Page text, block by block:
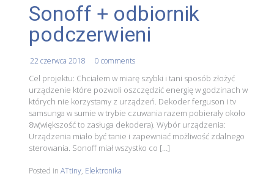
Sonoff + odbiornik
podczerwieni
22 czerwca 2018 0 comments
Cel projektu: Chciałem w miarę szybki i tani sposób złożyć
urządzenie które pozwoli oszczędzić energię w godzinach w
których nie korzystamy z urządzeń. Dekoder ferguson i tv
samsunga w sumie w trybie czuwania razem pobierały około
8w(większość to zasługa dekodera). Wybór urządzenia:
Urządzenia miało być tanie i zapewniać możliwość zdalnego
sterowania. Sonoff miał wszystko co […]
Posted inATtiny, Elektronika